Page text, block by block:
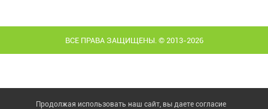
ВСЕ ПРАВА ЗАЩИЩЕНЫ. © 2013-2026
Продолжая использовать наш сайт, вы даете согласие